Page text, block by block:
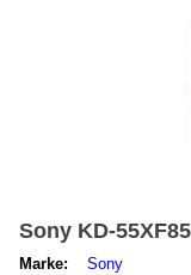
Sony KD-
Marke:
Sony